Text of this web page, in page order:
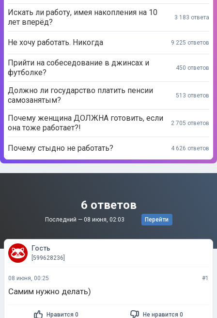
Искать ли работу, имея накопления на 10
лет вперёд?
3 183 ответа
Не хочу работать. Никогда 9 225 ответов
Прийти на собеседование в джинсах и
футболке?
450 ответов
Должно ли государство платить пенсии
самозанятым?
513 ответов
Почему женщина ДОЛЖНА готовить, если
она тоже работает?!
2 705 ответов
Почему стыдно не работать? 4 626 ответов
6 ответов
Последний — 08 июня, 02:03 Перейти
Гость
[599628236]
08 июня, 00:25 #1
Самим нужно делать)
Нравится 0 Не нравится 0